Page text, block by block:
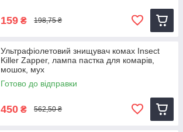
159 ₴ 198,75 ₴
Ультрафіолетовий знищувач комах Insect
Killer Zapper, лампа пастка для комарів,
мошок, мух
Готово до відправки
450 ₴ 562,50 ₴